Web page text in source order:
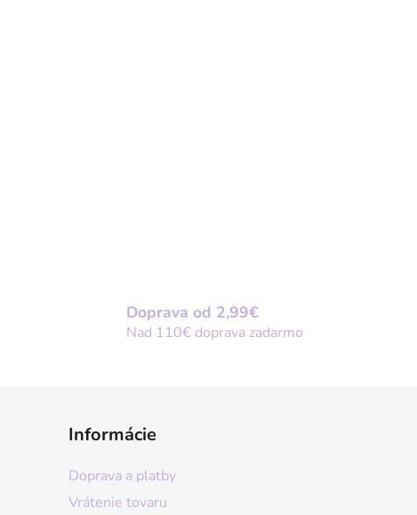
Doprava od 2,99€
Nad 110€ doprava zadarmo
Informácie
Doprava a platby
Vrátenie tovaru